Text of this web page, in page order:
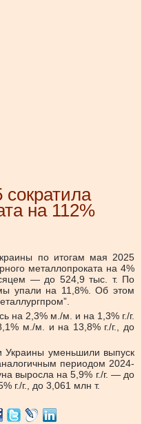
на 112%
по итогам мая 2025
металлопроката на 4%
— до 524,9 тыс. т. По
упали на 11,8%. Об этом
на 2,3% м./м. и на 1,3% г./г.
м./м. и на 13,8% г./г., до
Украины уменьшили выпуск
периодом 2024-
выросла на 5,9% г./г. — до
г./г., до 3,061 млн т.